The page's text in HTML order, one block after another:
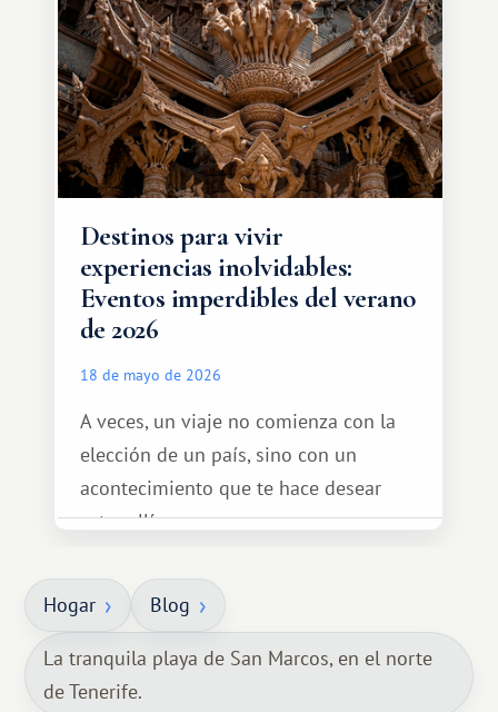
África, un continente que ofrece una
experiencia de viaje completamente
diferente.
Destinos para vivir
experiencias inolvidables:
Eventos imperdibles del verano
de 2026
18 de mayo de 2026
A veces, un viaje no comienza con la
elección de un país, sino con un
acontecimiento que te hace desear
estar allí...
Hogar Blog
La tranquila playa de San Marcos, en el norte
de Tenerife.